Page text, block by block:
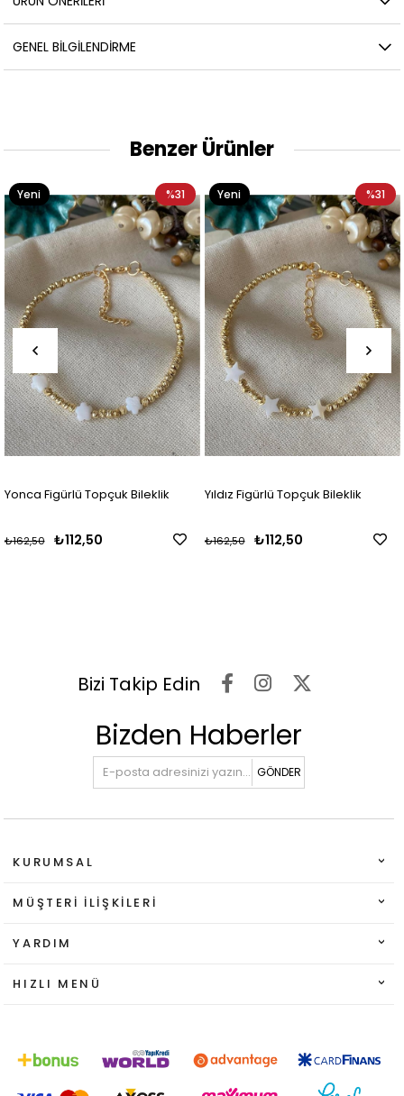
GENEL BILGILENDIRME
Benzer Ürünler
Yonca Figürlü Topçuk Bileklik
₺112,50
₺162,50
%31
Yeni
Ürün
Yıldız Figürlü Topçuk Bileklik
₺112,50
₺162,50
%31
Yeni
Ürün
Bizi Takip Edin
Bizden Haberler
GÖNDER
KURUMSAL
MÜŞTERI İLIŞKILERI
YARDIM
HIZLI MENÜ